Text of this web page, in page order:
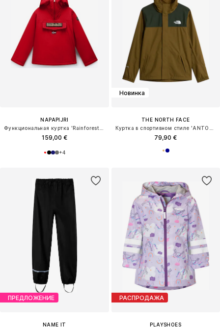
NAPAPIJRI
159,00 €
+4
Новинка
THE NORTH FACE
79,90 €
ПРЕДЛОЖЕНИЕ
NAME IT
РАСПРОДАЖА
PLAYSHOES